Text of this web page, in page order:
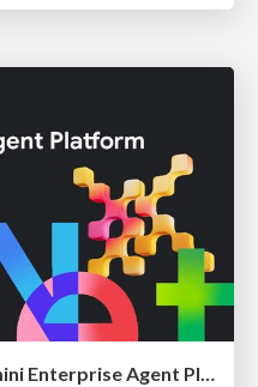
AI ネイティブな組織に Gemini Enterprise Agent Platform がなぜ必要なのか